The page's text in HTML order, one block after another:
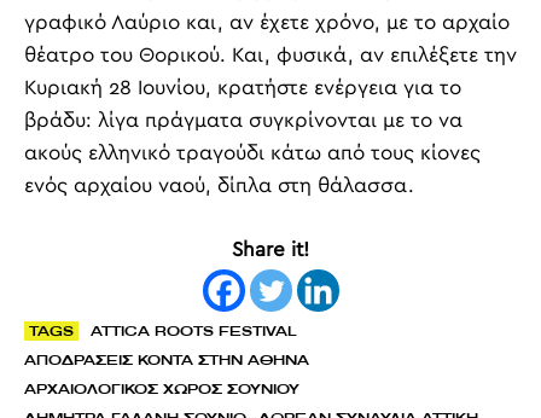
γραφικό Λαύριο και, αν έχετε χρόνο, με το αρχαίο
θέατρο του Θορικού. Και, φυσικά, αν επιλέξετε την
Κυριακή 28 Ιουνίου, κρατήστε ενέργεια για το
βράδυ: λίγα πράγματα συγκρίνονται με το να
ακούς ελληνικό τραγούδι κάτω από τους κίονες
ενός αρχαίου ναού, δίπλα στη θάλασσα.
Share it!
TAGS
ATTICA ROOTS FESTIVAL
ΑΠΟΔΡΑΣΕΙΣ ΚΟΝΤΑ ΣΤΗΝ ΑΘΗΝΑ
ΑΡΧΑΙΟΛΟΓΙΚΟΣ ΧΩΡΟΣ ΣΟΥΝΙΟΥ